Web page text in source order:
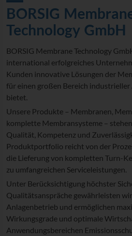
BORSIG
Technology GmbH
BORSIG Membrane Technology
international erfolgreiches
Kunden innovative Lösungen der
für einen großen Bereich
bietet.
Unsere Produkte – Membranen,
komplette Membransysteme –
Qualität, Kompetenz und
Produktportfolio reicht von der
die Lieferung von kompletten Turn-
zu umfangreichen Serviceleistungen.
Unter Berücksichtigung höchster
Qualitätsanspräche gewährleisten
Anlagenbetrieb und ermöglichen
Wirkungsgrade und optimale
Anwendungsbereichen